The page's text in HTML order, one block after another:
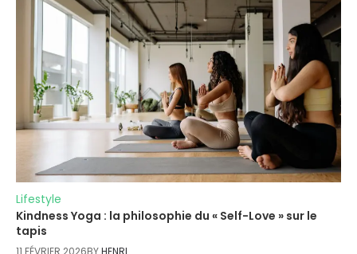
Lifestyle
Kindness Yoga : la philosophie du « Self-Love » sur le
tapis